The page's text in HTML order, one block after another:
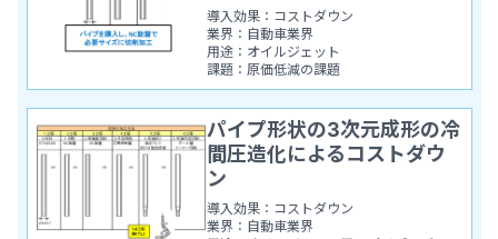
導入効果：コストダウン
業界：自動車業界
用途：オイルジェット
課題：原価低減の課題
パイプ形状の3次元成形の冷
間圧造化によるコストダウ
ン
導入効果：コストダウン
業界：自動車業界